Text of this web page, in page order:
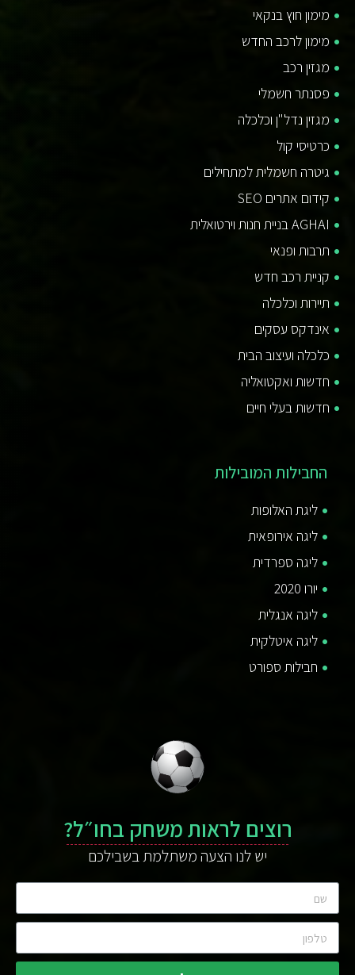
מימון חוץ בנקאי
מימון לרכב החדש
מגזין רכב
פסנתר חשמלי
מגזין נדל"ן וכלכלה
כרטיסי קול
גיטרה חשמלית למתחילים
קידום אתרים SEO
AGHAI בניית חנות וירטואלית
תרבות ופנאי
קניית רכב חדש
תיירות וכלכלה
אינדקס עסקים
כלכלה ועיצוב הבית
חדשות ואקטואליה
חדשות בעלי חיים
החבילות המובילות
ליגת האלופות
ליגה אירופאית
ליגה ספרדית
יורו 2020
ליגה אנגלית
ליגה איטלקית
חבילות ספורט
רוצים לראות משחק בחו״ל?
יש לנו הצעה משתלמת בשבילכם